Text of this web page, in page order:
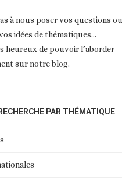
à nous poser vos questions
idées de thématiques…
heureux de pouvoir l’aborder
sur notre blog.
PAR THÉMATIQUE